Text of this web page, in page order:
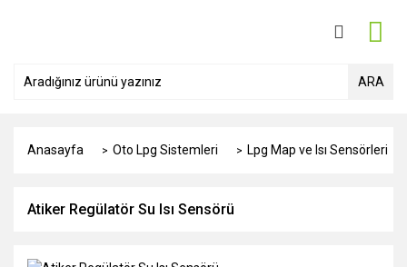
ARA
Anasayfa Oto Lpg Sistemleri Lpg Map ve Isı Sensörleri
Atiker Regülatör Su Isı Sensörü